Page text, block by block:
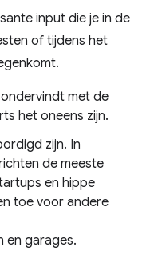
input die je in de
of tijdens het
met de
het oneens zijn.
zijn. In
de meeste
en hippe
toe voor andere
en garages.